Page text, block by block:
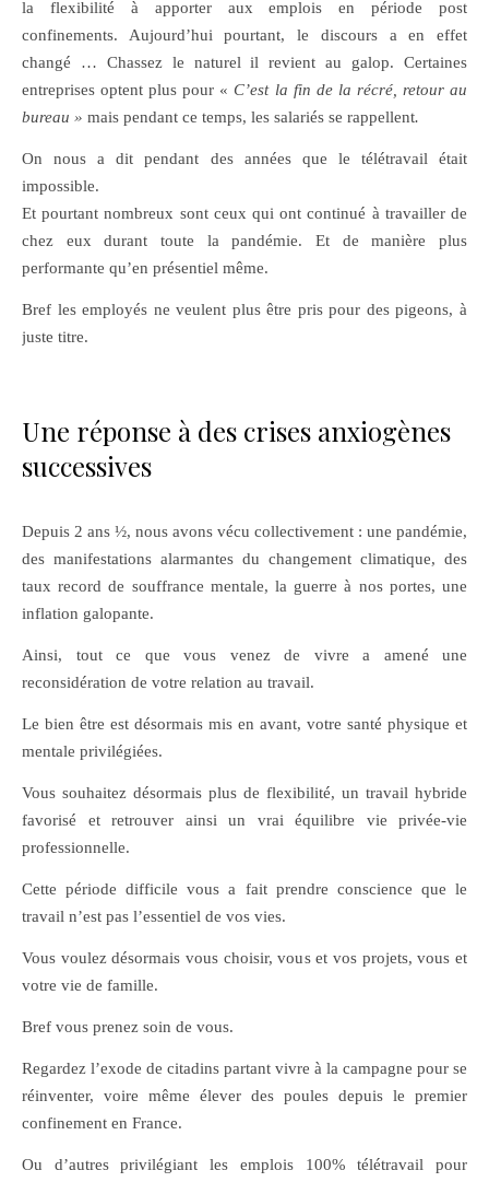
la flexibilité à apporter aux emplois en période post
confinements. Aujourd’hui pourtant, le discours a en effet
changé … Chassez le naturel il revient au galop. Certaines
entreprises optent plus pour « C’est la fin de la récré, retour au
bureau » mais pendant ce temps, les salariés se rappellent.
On nous a dit pendant des années que le télétravail était
impossible.
Et pourtant nombreux sont ceux qui ont continué à travailler de
chez eux durant toute la pandémie. Et de manière plus
performante qu’en présentiel même.
Bref les employés ne veulent plus être pris pour des pigeons, à
juste titre.
Une réponse à des crises anxiogènes
successives
Depuis 2 ans ½, nous avons vécu collectivement : une pandémie,
des manifestations alarmantes du changement climatique, des
taux record de souffrance mentale, la guerre à nos portes, une
inflation galopante.
Ainsi, tout ce que vous venez de vivre a amené une
reconsidération de votre relation au travail.
Le bien être est désormais mis en avant, votre santé physique et
mentale privilégiées.
Vous souhaitez désormais plus de flexibilité, un travail hybride
favorisé et retrouver ainsi un vrai équilibre vie privée-vie
professionnelle.
Cette période difficile vous a fait prendre conscience que le
travail n’est pas l’essentiel de vos vies.
Vous voulez désormais vous choisir, vous et vos projets, vous et
votre vie de famille.
Bref vous prenez soin de vous.
Regardez l’exode de citadins partant vivre à la campagne pour se
réinventer, voire même élever des poules depuis le premier
confinement en France.
Ou d’autres privilégiant les emplois 100% télétravail pour